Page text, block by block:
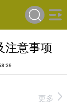
注意事项
更多